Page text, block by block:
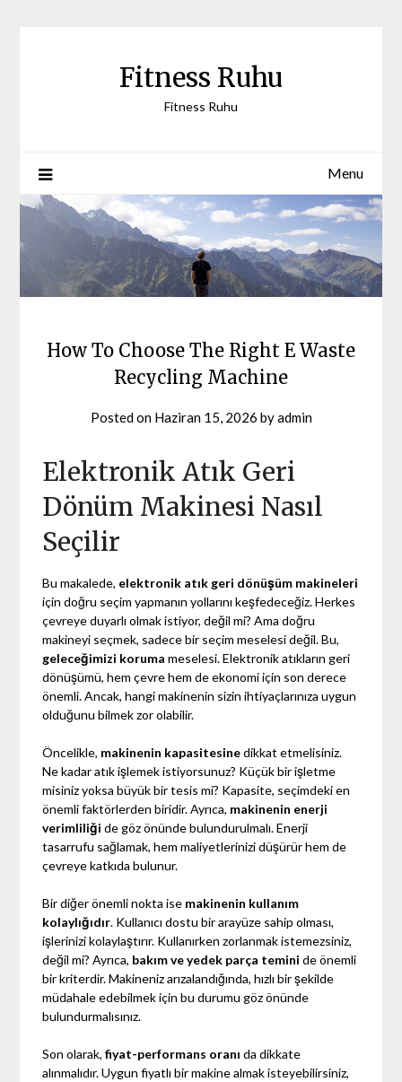
Fitness Ruhu
Fitness Ruhu
Menu
How To Choose The Right E Waste
Recycling Machine
Posted on Haziran 15, 2026 byadmin
Elektronik Atık Geri
Dönüm Makinesi Nasıl
Seçilir
Bu makalede, elektronik atık geri dönüşüm makineleri
için doğru seçim yapmanın yollarını keşfedeceğiz. Herkes
çevreye duyarlı olmak istiyor, değil mi? Ama doğru
makineyi seçmek, sadece bir seçim meselesi değil. Bu,
geleceğimizi koruma meselesi. Elektronik atıkların geri
dönüşümü, hem çevre hem de ekonomi için son derece
önemli. Ancak, hangi makinenin sizin ihtiyaçlarınıza uygun
olduğunu bilmek zor olabilir.
Öncelikle, makinenin kapasitesinedikkat etmelisiniz.
Ne kadar atık işlemek istiyorsunuz? Küçük bir işletme
misiniz yoksa büyük bir tesis mi? Kapasite, seçimdeki en
önemli faktörlerden biridir. Ayrıca, makinenin enerji
verimliliği de göz önünde bulundurulmalı. Enerji
tasarrufu sağlamak, hem maliyetlerinizi düşürür hem de
çevreye katkıda bulunur.
Bir diğer önemli nokta ise makinenin kullanım
kolaylığıdır. Kullanıcı dostu bir arayüze sahip olması,
işlerinizi kolaylaştırır. Kullanırken zorlanmak istemezsiniz,
değil mi? Ayrıca, bakım ve yedek parça temini de önemli
bir kriterdir. Makineniz arızalandığında, hızlı bir şekilde
müdahale edebilmek için bu durumu göz önünde
bulundurmalısınız.
Son olarak,fiyat-performans oranı da dikkate
alınmalıdır. Uygun fiyatlı bir makine almak isteyebilirsiniz,